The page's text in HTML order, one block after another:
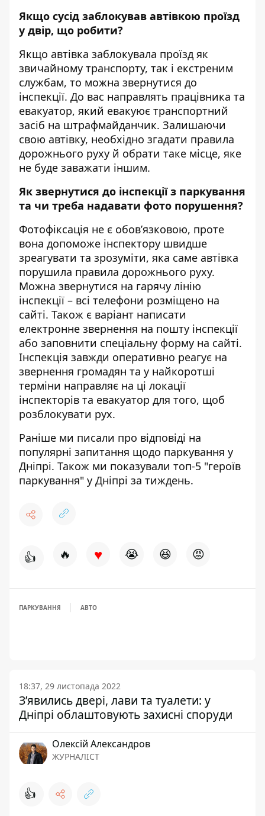
Якщо сусід заблокував автівкою проїзд
у двір, що робити?
Якщо автівка заблокувала проїзд як
звичайному транспорту, так і екстреним
службам, то можна звернутися до
інспекції. До вас направлять працівника та
евакуатор, який евакуює транспортний
засіб на штрафмайданчик. Залишаючи
свою автівку, необхідно згадати правила
дорожнього руху й обрати таке місце, яке
не буде заважати іншим.
Як звернутися до інспекції з паркування
та чи треба надавати фото порушення?
Фотофіксація не є обов’язковою, проте
вона допоможе інспектору швидше
зреагувати та зрозуміти, яка саме автівка
порушила правила дорожнього руху.
Можна звернутися на гарячу лінію
інспекції – всі телефони розміщено на
сайті. Також є варіант написати
електронне звернення на пошту інспекції
або заповнити спеціальну форму на сайті.
Інспекція завжди оперативно реагує на
звернення громадян та у найкоротші
терміни направляє на ці локації
інспекторів та евакуатор для того, щоб
розблокувати рух.
Раніше ми писали про відповіді на
популярні запитання щодо паркування у
Дніпрі. Також ми показували топ-5 "героїв
паркування" у Дніпрі за тиждень.
👍 🔥 ♥ 😭 😆 😡
ПАРКУВАННЯ АВТО
18:37, 29 листопада 2022
З’явились двері, лави та туалети: у
Дніпрі облаштовують захисні споруди
Олексій Александров
ЖУРНАЛІСТ
👍